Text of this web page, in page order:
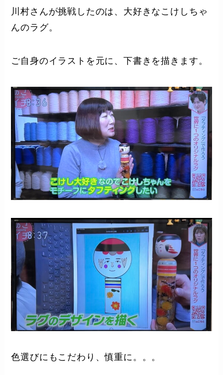
川村さんが挑戦したのは、大好きなこけしちゃ
んのラグ。
ご自身のイラストを元に、下書きを描きます。
色選びにもこだわり、慎重に。。。